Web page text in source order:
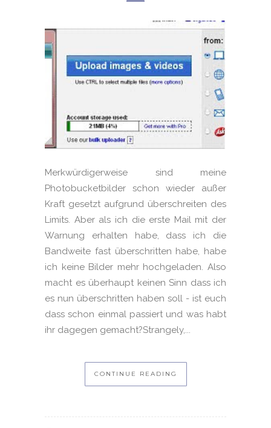
Merkwürdigerweise sind meine
Photobucketbilder schon wieder außer
Kraft gesetzt aufgrund überschreiten des
Limits. Aber als ich die erste Mail mit der
Warnung erhalten habe, dass ich die
Bandweite fast überschritten habe, habe
ich keine Bilder mehr hochgeladen. Also
macht es überhaupt keinen Sinn dass ich
es nun überschritten haben soll - ist euch
dass schon einmal passiert und was habt
ihr dagegen gemacht?Strangely,...
CONTINUE READING